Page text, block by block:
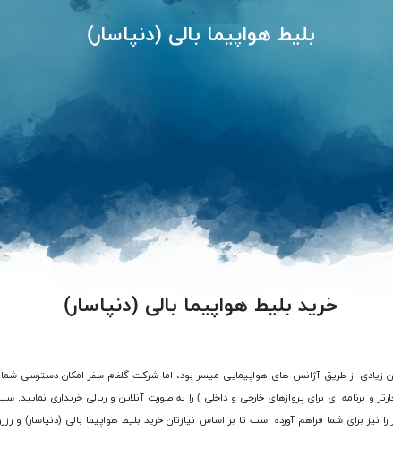
بلیط هواپیما بالی (دنپاسار)
خرید بلیط هواپیما بالی (دنپاسار)
برنامه ای برای پروازهای خارجی و داخلی ) را به صورت آنلاین و ریالی خریداری نمایید.
نیز برای شما فراهم آورده است تا بر اساس نیازتان خرید بلیط هواپیما بالی (دنپاسار) و